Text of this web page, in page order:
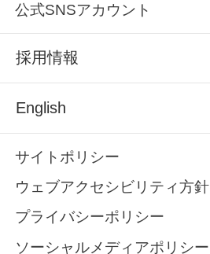
公式SNSアカウント
採用情報
English
サイトポリシー
ウェブアクセシビリティ方針
プライバシーポリシー
ソーシャルメディアポリシー